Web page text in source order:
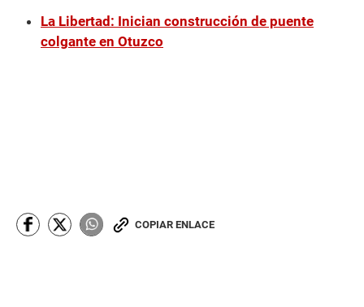
La Libertad: Inician construcción de puente
colgante en Otuzco
COPIAR ENLACE